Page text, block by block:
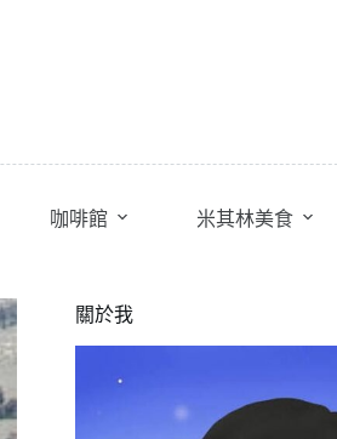
咖啡館 米其林美食
關於我